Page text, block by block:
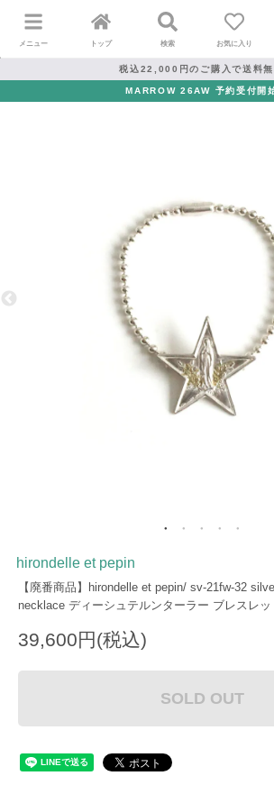
メニュー トップ 検索 お気に入り
税込22,000円のご購入で送料無
MARROW 26AW 予約受付開
hirondelle et pepin
【廃番商品】hirondelle et pepin/ sv-21fw-32
necklace ディーシュテルンターラー ブレスレッ
39,600円(税込)
SOLD OUT